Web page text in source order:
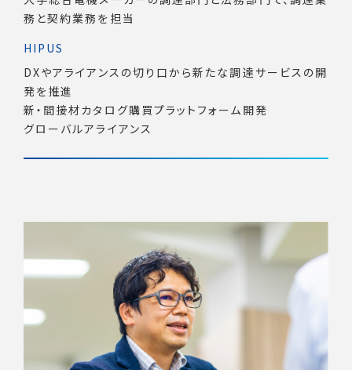
務と契約業務を担当
HIPUS
DXやアライアンスの切り口から新たな調達サービスの開
発を推進
新・間接材カタログ購買プラットフォーム開発
グローバルアライアンス